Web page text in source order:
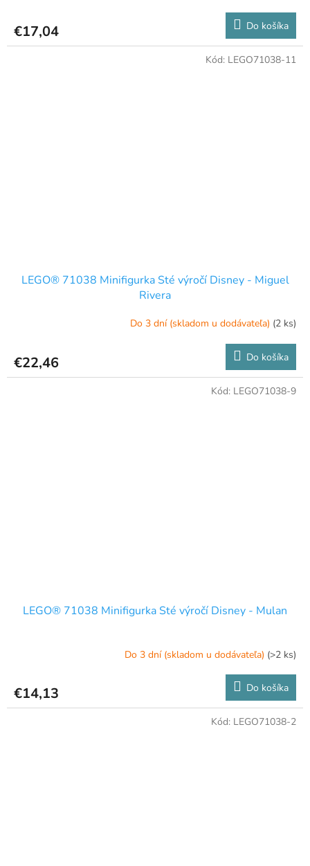
€17,04 Do košíka
LEGO® 71038 Minifigurka Sté výročí Disney - Miguel
Rivera
Do 3 dní (skladom u dodávateľa) (2 ks)
€22,46 Do košíka
Kód: LEGO71038-11
LEGO® 71038 Minifigurka Sté výročí Disney - Mulan
Do 3 dní (skladom u dodávateľa) (>2 ks)
€14,13 Do košíka
Kód: LEGO71038-9
Kód: LEGO71038-2